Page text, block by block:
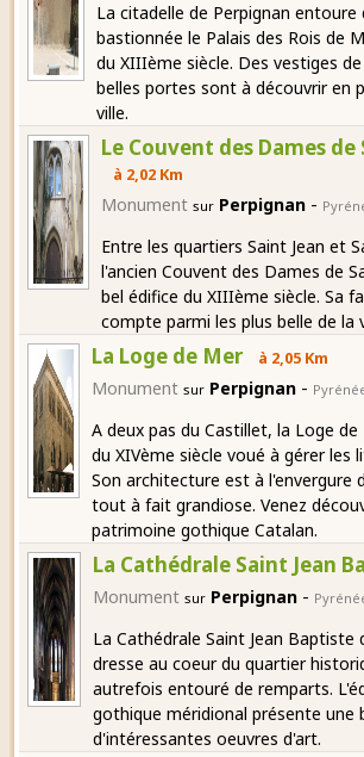
La citadelle de Perpignan entoure
bastionnée le Palais des Rois de
du XIIIème siècle. Des vestiges
belles portes sont à découvrir en
ville.
Le Couvent des Dames
à 2,02 Km
Monument sur Perpignan -
Entre les quartiers Saint Jean et
l'ancien Couvent des Dames de
bel édifice du XIIIème siècle. Sa
compte parmi les plus belle de la
La Loge de Mer à 2,05 Km
Monument sur Perpignan -
A deux pas du Castillet, la Loge
du XIVème siècle voué à gérer les
Son architecture est à l'envergure
tout à fait grandiose. Venez
patrimoine gothique Catalan.
La Cathédrale Saint Jean
Monument sur Perpignan -
La Cathédrale Saint Jean Baptiste
dresse au coeur du quartier
autrefois entouré de remparts.
gothique méridional présente une
d'intéressantes oeuvres d'art.